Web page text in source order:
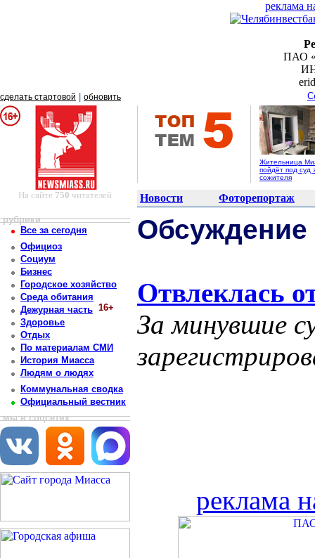
реклама
ПАО
сделать стартовой обновить
Жительница
пойдёт под суд
сожителя
На сайте 750 читателей Новости Фоторепортаж
рубрики
Все за сегодня
Официоз
Социум
Бизнес
Городское хозяйство
Среда обитания
Дежурная часть 16+
Здоровье
Отдых
По материалам СМИ
История Миасса
Людям о людях
Коммунальная сводка
Официальный вестник
мы в соцсетях
Отвлеклась
За минувшие
реклама